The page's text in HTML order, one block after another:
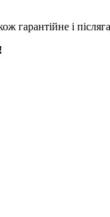
гарантійне і